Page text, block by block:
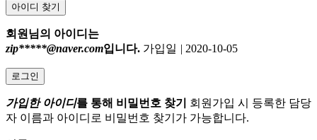
아이디 찾기
회원님의 아이디는
zip*****@naver.com입니다. 가입일 | 2020-10-05
로그인
가입한 아이디를 통해 비밀번호 찾기
회원가입 시 등록한 담당
자 이름과 아이디로 비밀번호 찾기가 가능합니다.